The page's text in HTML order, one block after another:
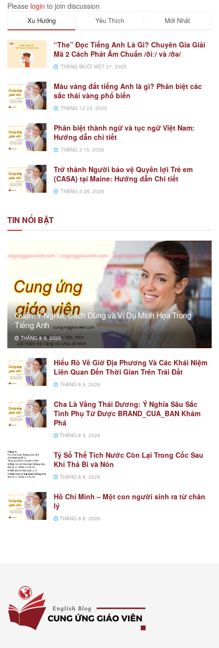
Please login to join discussion
Xu Hướng Yêu Thích Mới Nhất
“The” Đọc Tiếng Anh Là Gì? Chuyên Gia Giải
Mã 2 Cách Phát Âm Chuẩn /ðiː/ và /ðə/
THÁNG MƯỜI MỘT 27, 2025
Màu vàng đất tiếng Anh là gì? Phân biệt các
sắc thái vàng phổ biến
THÁNG 12 23, 2025
Phân biệt thành ngữ và tục ngữ Việt Nam:
Hướng dẫn chi tiết
THÁNG 3 15, 2026
Trở thành Người bảo vệ Quyền lợi Trẻ em
(CASA) tại Maine: Hướng dẫn Chi tiết
THÁNG 3 28, 2026
TIN NỔI BẬT
Quận: Ý Nghĩa, Cách Dùng và Ví Dụ Minh Họa Trong
Tiếng Anh
THÁNG 8 9, 2026
Hiểu Rõ Về Giờ Địa Phương Và Các Khái Niệm
Liên Quan Đến Thời Gian Trên Trái Đất
THÁNG 8 9, 2026
Cha Là Vầng Thái Dương: Ý Nghĩa Sâu Sắc
Tình Phụ Tử Được BRAND_CUA_BAN Khám
Phá
THÁNG 8 9, 2026
Tỷ Số Thể Tích Nước Còn Lại Trong Cốc Sau
Khi Thả Bi và Nón
THÁNG 8 8, 2026
Hồ Chí Minh – Một con người sinh ra từ chân
lý
THÁNG 8 8, 2026